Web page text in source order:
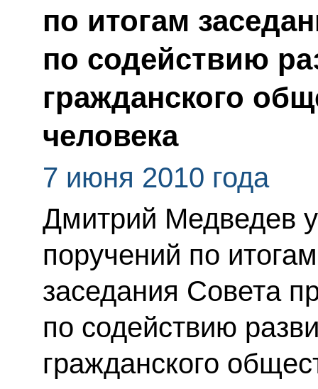
по итогам
по содействию
гражданского
человека
7 июня 2010 года
Дмитрий Медведев
поручений по
заседания Совета
по содействию
гражданского